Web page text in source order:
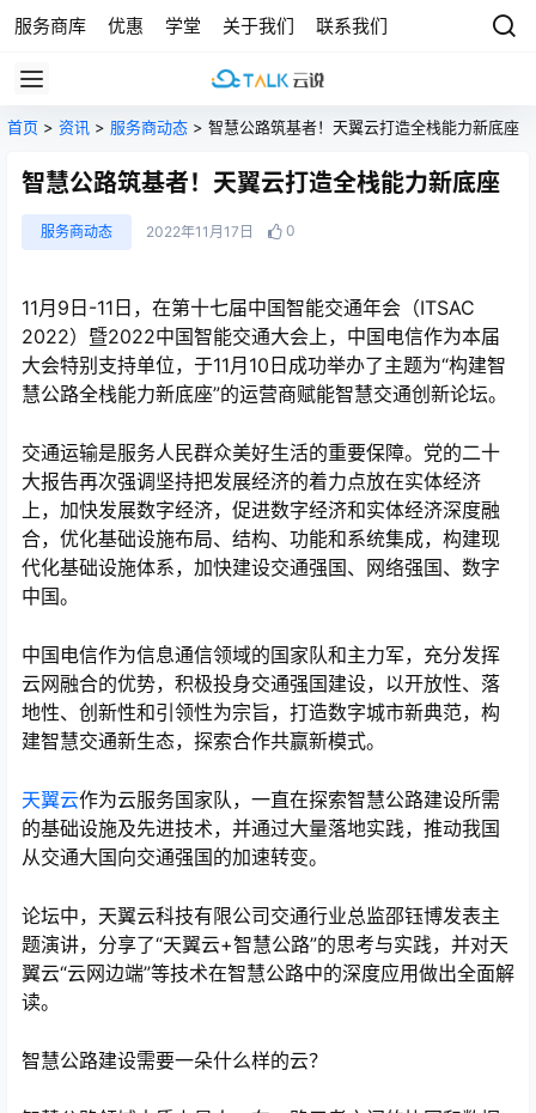
服务商库 优惠 学堂 关于我们 联系我们
首页 > 资讯 > 服务商动态 > 智慧公路筑基者！天翼云打造全栈能力新底座
智慧公路筑基者！天翼云打造全栈能力新底座
服务商动态 2022年11月17日 0
11月9日-11日，在第十七届中国智能交通年会（ITSAC
2022）暨2022中国智能交通大会上，中国电信作为本届
大会特别支持单位，于11月10日成功举办了主题为“构建智
慧公路全栈能力新底座”的运营商赋能智慧交通创新论坛。
交通运输是服务人民群众美好生活的重要保障。党的二十
大报告再次强调坚持把发展经济的着力点放在实体经济
上，加快发展数字经济，促进数字经济和实体经济深度融
合，优化基础设施布局、结构、功能和系统集成，构建现
代化基础设施体系，加快建设交通强国、网络强国、数字
中国。
中国电信作为信息通信领域的国家队和主力军，充分发挥
云网融合的优势，积极投身交通强国建设，以开放性、落
地性、创新性和引领性为宗旨，打造数字城市新典范，构
建智慧交通新生态，探索合作共赢新模式。
天翼云作为云服务国家队，一直在探索智慧公路建设所需
的基础设施及先进技术，并通过大量落地实践，推动我国
从交通大国向交通强国的加速转变。
论坛中，天翼云科技有限公司交通行业总监邵钰博发表主
题演讲，分享了“天翼云+智慧公路”的思考与实践，并对天
翼云“云网边端”等技术在智慧公路中的深度应用做出全面解
读。
智慧公路建设需要一朵什么样的云？